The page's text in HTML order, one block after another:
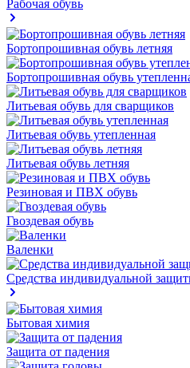
Рабочая обувь
Бортопрошивная обувь летняя
Бортопрошивная обувь
Литьевая обувь для сварщиков
Литьевая обувь утепленная
Литьевая обувь летняя
Резиновая и ПВХ обувь
Гвоздевая обувь
Валенки
Средства индивидуальной
Бытовая химия
Защита от падения